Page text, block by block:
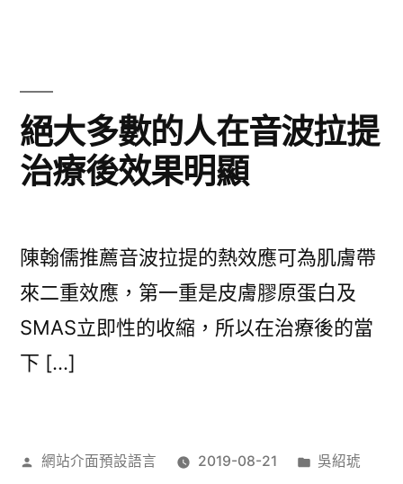
絕大多數的人在音波拉提
治療後效果明顯
陳翰儒推薦音波拉提的熱效應可為肌膚帶
來二重效應，第一重是皮膚膠原蛋白及
SMAS立即性的收縮，所以在治療後的當
下 […]
作
網站介面預設語言 2019-08-21
分
吳紹琥